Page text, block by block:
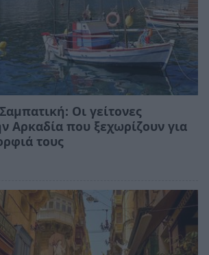
Οι γείτονες
Αρκαδία που ξεχωρίζουν για
τους